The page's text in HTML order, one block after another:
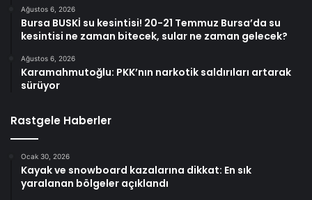
Ağustos 6, 2026
Bursa BUSKİ su kesintisi! 20-21 Temmuz Bursa’da su
kesintisi ne zaman bitecek, sular ne zaman gelecek?
Ağustos 6, 2026
Karamahmutoğlu: PKK’nın narkotik saldırıları artarak
sürüyor
Rastgele Haberler
Ocak 30, 2026
Kayak ve snowboard kazalarına dikkat: En sık
yaralanan bölgeler açıklandı